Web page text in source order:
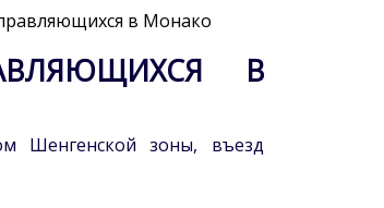
в Монако
В
Шенгенской зоны, въезд